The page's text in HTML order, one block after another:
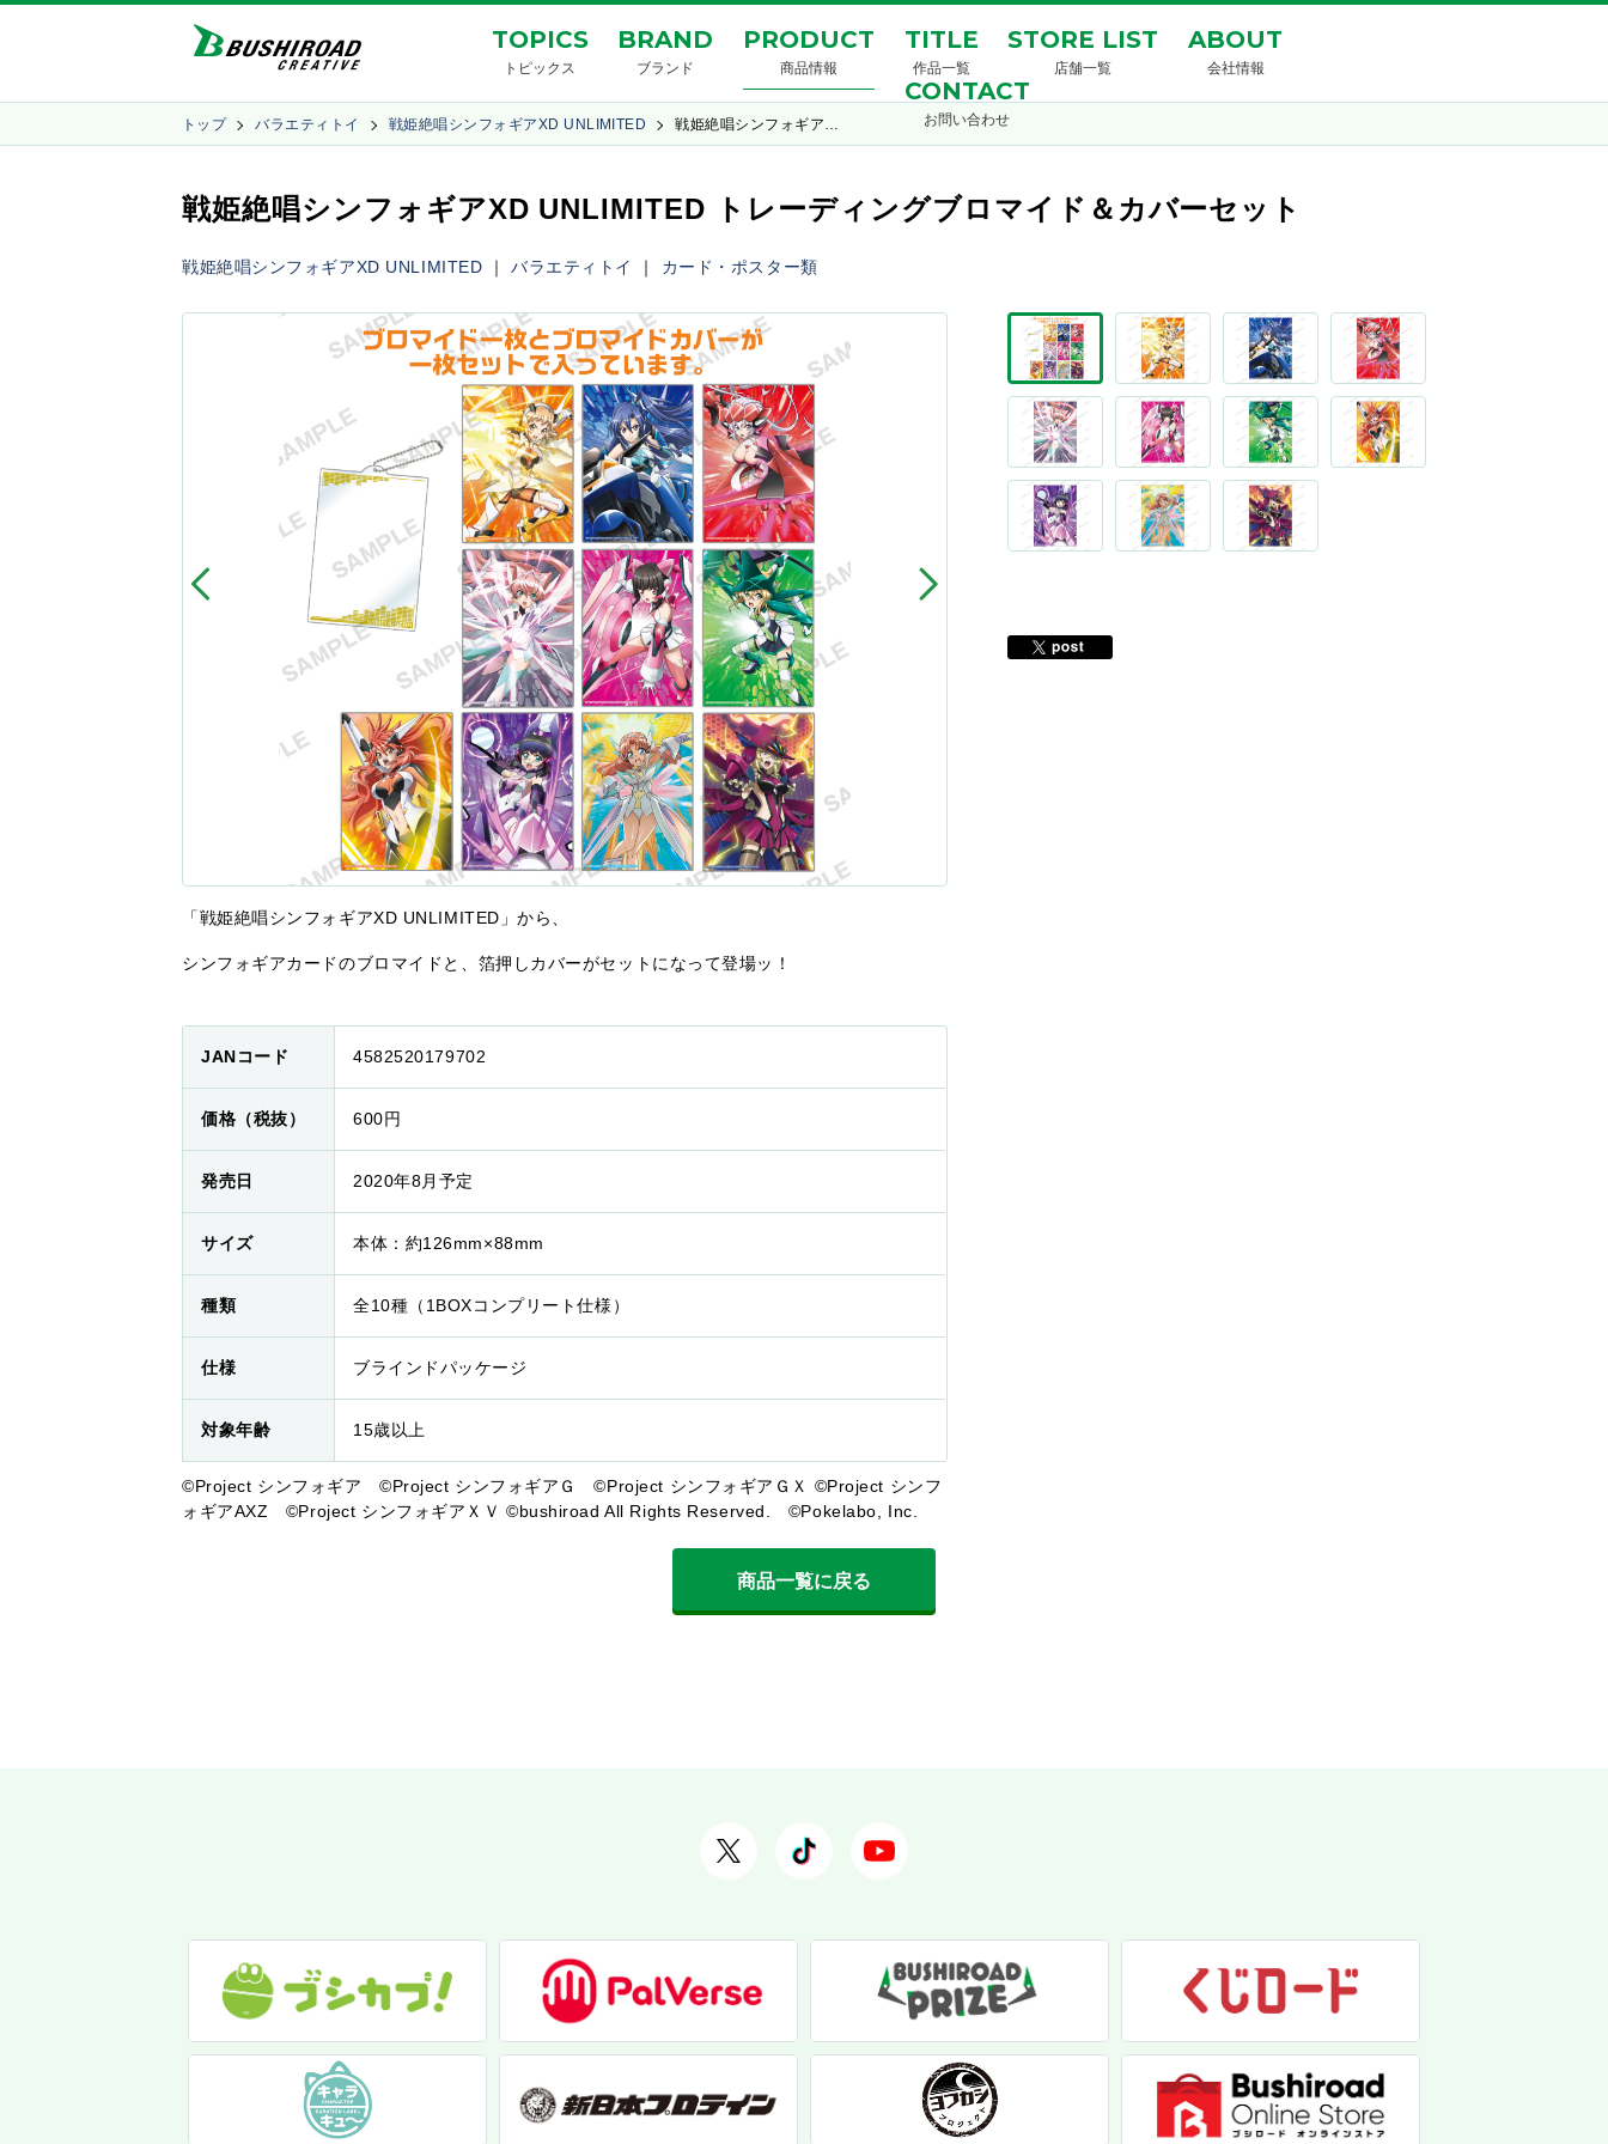
TOPICS
トピックス
BRAND
ブランド
PRODUCT
商品情報
TITLE
作品一覧
STORE LIST
店舗一覧
ABOUT
会社情報
CONTACT
お問い合わせ
トップ バラエティトイ 戦姫絶唱シンフォギアXD UNLIMITED 戦姫絶唱シンフォギア…
戦姫絶唱シンフォギアXD UNLIMITED トレーディングブロマイド＆カバーセット
戦姫絶唱シンフォギアXD UNLIMITED ｜バラエティトイ ｜ カード・ポスター類
「戦姫絶唱シンフォギアXD UNLIMITED」から、
シンフォギアカードのブロマイドと、箔押しカバーがセットになって登場ッ！
JANコード 4582520179702
価格（税抜） 600円
発売日 2020年8月予定
サイズ 本体：約126mm×88mm
種類 全10種（1BOXコンプリート仕様）
仕様 ブラインドパッケージ
対象年齢 15歳以上
©Project シンフォギア ©Project シンフォギアＧ ©Project シンフォギアＧＸ ©Project シンフ
ォギアAXZ ©Project シンフォギアＸＶ ©bushiroad All Rights Reserved. ©Pokelabo, Inc.
商品一覧に戻る